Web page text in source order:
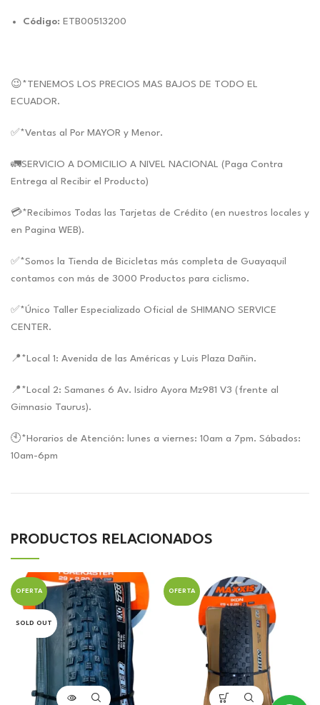
Código: ETB00513200
😉*TENEMOS LOS PRECIOS MAS BAJOS DE TODO EL
ECUADOR.
✅*Ventas al Por MAYOR y Menor.
🚛SERVICIO A DOMICILIO A NIVEL NACIONAL (Paga Contra
Entrega al Recibir el Producto)
💳*Recibimos Todas las Tarjetas de Crédito (en nuestros locales y
en Pagina WEB).
✅*Somos la Tienda de Bicicletas más completa de Guayaquil
contamos con más de 3000 Productos para ciclismo.
✅*Único Taller Especializado Oficial de SHIMANO SERVICE
CENTER.
📍*Local 1: Avenida de las Américas y Luis Plaza Dañin.
📍*Local 2: Samanes 6 Av. Isidro Ayora Mz981 V3 (frente al
Gimnasio Taurus).
🕙*Horarios de Atención: lunes a viernes: 10am a 7pm. Sábados:
10am-6pm
PRODUCTOS RELACIONADOS
OFERTA
SOLD OUT
OFERTA